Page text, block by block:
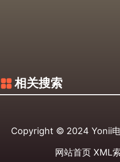
相关搜索
Copyright © 2024 Yonii
网站首页 XML索